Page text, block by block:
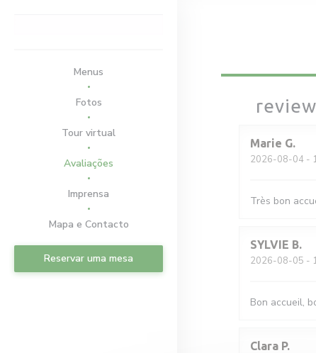
Menus
Fotos
Tour virtual
Avaliações
Imprensa
Mapa e Contacto
Reservar uma mesa
Marie G
2026-08-04 -
Très bon
SYLVIE B
2026-08-05 -
Bon accueil,
Clara P